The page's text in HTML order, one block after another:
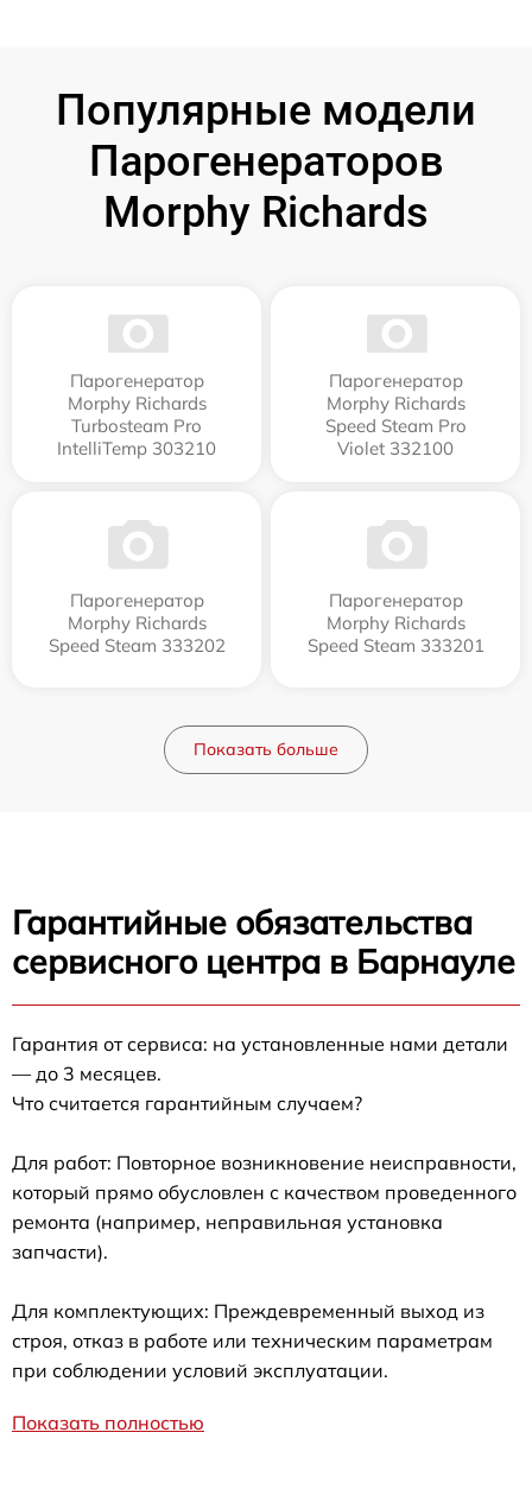
Популярные модели
Парогенераторов
Morphy Richards
Парогенератор
Morphy Richards
Turbosteam Pro
IntelliTemp 303210
Парогенератор
Morphy Richards
Speed Steam Pro
Violet 332100
Парогенератор
Morphy Richards
Speed Steam 333202
Парогенератор
Morphy Richards
Speed Steam 333201
Показать больше
Гарантийные обязательства
сервисного центра в Барнауле
Гарантия от сервиса: на установленные нами детали
— до 3 месяцев.
Что считается гарантийным случаем?
Для работ: Повторное возникновение неисправности,
который прямо обусловлен с качеством проведенного
ремонта (например, неправильная установка
запчасти).
Для комплектующих: Преждевременный выход из
строя, отказ в работе или техническим параметрам
при соблюдении условий эксплуатации.
Показать полностью